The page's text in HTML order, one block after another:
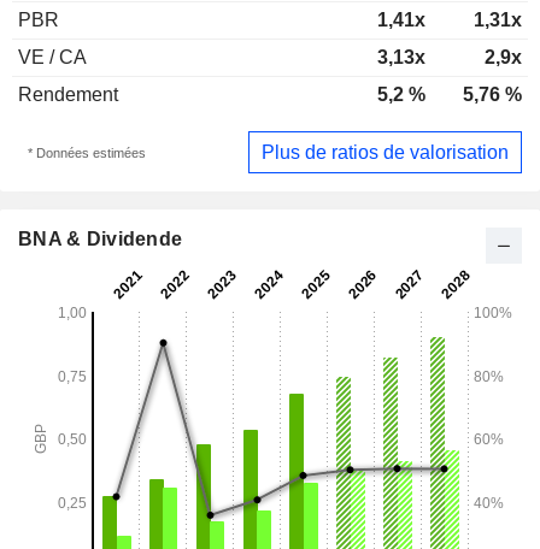
PBR
1,41x
1,31x
VE / CA
3,13x
2,9x
Rendement
5,2 % 5,76 %
* Données estimées Plus de ratios de valorisation
BNA & Dividende